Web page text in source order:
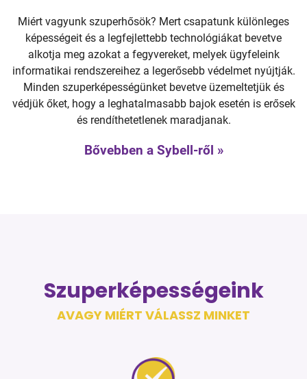
Miért vagyunk szuperhősök? Mert csapatunk különleges
képességeit és a legfejlettebb technológiákat bevetve
alkotja meg azokat a fegyvereket, melyek ügyfeleink
informatikai rendszereihez a legerősebb védelmet nyújtják.
Minden szuperképességünket bevetve üzemeltetjük és
védjük őket, hogy a leghatalmasabb bajok esetén is erősek
és rendíthetetlenek maradjanak.
Bővebben a Sybell-ről »
Szuperképességeink
AVAGY MIÉRT VÁLASSZ MINKET